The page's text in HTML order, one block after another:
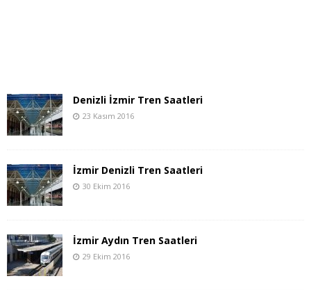
Denizli İzmir Tren Saatleri
23 Kasım 2016
İzmir Denizli Tren Saatleri
30 Ekim 2016
İzmir Aydın Tren Saatleri
29 Ekim 2016